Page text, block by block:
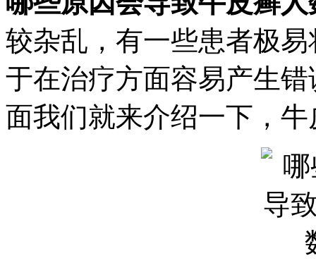
较杂乱，有一些患者极
于在治疗方面容易产生
面我们就来介绍一下，